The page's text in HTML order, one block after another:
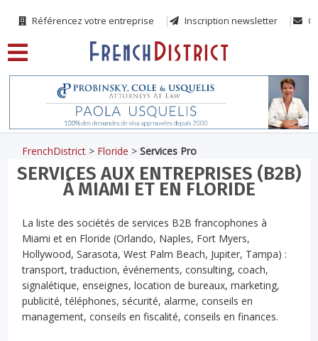
Référencez votre entreprise Inscription newsletter
FrenchDistrict > Floride >Services Pro
SERVICES AUX ENTREPRISES (B2B)
À MIAMI ET EN FLORIDE
La liste des sociétés de services B2B francophones à
Miami et en Floride (Orlando, Naples, Fort Myers,
Hollywood, Sarasota, West Palm Beach, Jupiter, Tampa) :
transport, traduction, événements, consulting, coach,
signalétique, enseignes, location de bureaux, marketing,
publicité, téléphones, sécurité, alarme, conseils en
management, conseils en fiscalité, conseils en finances.